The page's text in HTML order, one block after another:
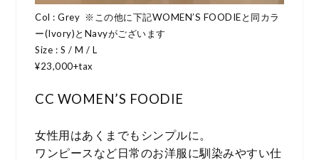
Col : Grey ※この他に下記WOMEN’S FOODIEと同カラ
ー(Ivory)とNavyがございます
Size : S / M / L
¥23,000+tax
CC WOMEN’S FOODIE
女性用はあくまでもシンプルに。
ワンピースなど日常のお洋服に馴染みやすい仕